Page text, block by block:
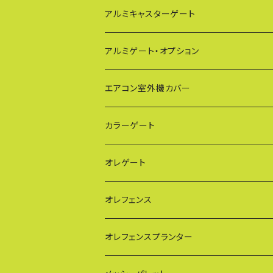
アルミキャスターゲート
EXG（傾斜地対応アルミゲート）
PXG（EXG廉価版/傾斜地対応アルミゲート）
BXGシリーズ（傾斜地対応/家庭用アルミゲー
FXG（一輪/傾斜地対応アルミゲート）
HXG（傾斜地対応アルミゲート）
AXG（パネル兼用タイプ）
アルミゲート・オプション
エアコン室外機カバー
通常サイズ KB90
大型サイズ KB93
特大サイズ KB108
奥行ワイド KB114
カラーゲート
QXGシリーズ（ご家庭用）
SXGシリーズ(ご家庭用/ペットゲート)
VXGシリーズ（ご家庭用）
オレゲート
オレフェンス
幅60cmタイプ
オレフェンスプランター